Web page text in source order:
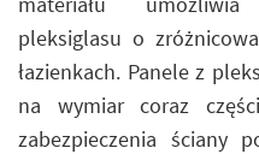
pleksiglasu o
łazienkach. Panele z
na wymiar coraz
zabezpieczenia ściany